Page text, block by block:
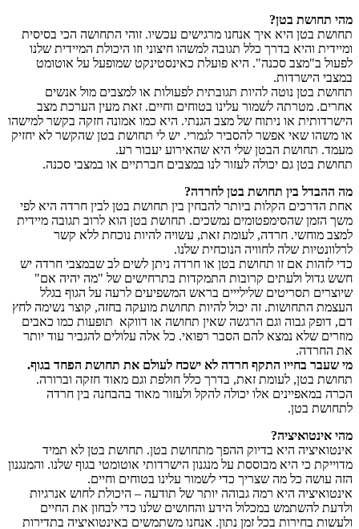
מהי תחושת בטן?
תחושת בטן היא איך אנחנו מרגישים עכשיו. זוהי התחושה הכי בסיסית
ומיידית והיא בדרך כלל תגובה למשהו חיצוני וזו היכולת המיידית שלנו
לפעול ב"מצב סכנה". היא פועלת כאינסטינקט שמופעל על אוטומט
במצבי הישרדות.
תחושת בטן נוטה להיות תגובתית לפעולות או למצבים מול אנשים
אחרים. מטרתה לשמור עלינו בטוחים וחיים. זאת מעין הערכת מצב
הישרדותית או ניתוח של מצב הגנתי. היא כמו אמונה חזקה בקשר למישהו
או משהו שאי אפשר להסביר לגמרי. יש לי תחושת בטן שהקשר לא יחזיק
מעמד. תחושת הבטן שלי היא שהאירוע יעבור רע.
תחושת בטן גם יכולה לעזור לנו במצבים חברתיים או במצבי סכנה.
מה ההבדל בין תחושת בטן לחרדה?
אחת הדרכים הקלות ביותר להבחין בין תחושת בטן לבין חרדה היא לפי
משך הזמן שהסימפטומים נמשכים. תחושת בטן הוא לרוב תגובה מיידית
למצב מוחשי. חרדה, לעומת זאת, עשויה להיות נוכחת ללא קשר
לרלוונטיות שלה לחוויה הנוכחית שלנו.
כדי לזהות אם זו תחושת בטן או חרדה ניתן לשים לב שבמצבי חרדה יש
חשש גדול ולעתים קרובות התמקדות בתרחישים של "מה יהיה אם"
שיוצרים תסריטים שלילייים בראש המשפיעים לרעה על הגוף בגלל
העצמת התחושות. זה יכול להיות תחושת מועקה בחזה, קוצר נשימה לחץ
דם, דופק גבוה וגם הרגשה שאין תחושה או דווקא תופעות כמו כאבים
מוזרים שלא נמצא להם הסבר רפואי. כל אלה עלולים להגביר עוד יותר
את החרדה.
מי שעבר בחייו התקף חרדה לא ישכח לעולם את תחושת הפחד בגוף.
תחושת בטן, לעומת זאת, בדרך כלל חולפת וגם מאוד חזקה וברורה.
הכרה במאפיינים אלו יכולה להקל ולעזור מאוד בהבחנה בין חרדה
לתחושת בטן.
מהי אינטואיציה?
אינטואיציה היא בדיוק ההפך מתחושת בטן. תחושת בטן לא תמיד
מדוייקת כי היא מבוססת על מנגנון הישרדותי אוטומטי בגוף שלנו. והמנגנון
הזה עושה כל מה שצריך כדי לשמור עלינו בטוחים וחיים.
אינטואיציה היא רמה גבוהה יותר של תודעה – היכולת לחוש אנרגיות
ולדעת להשתמש במכלול הידע והחושים שלנו כדי לבחון את החיים
ולעשות בחירות בכל זמן נתון. אנחנו משתמשים באינטואיציה בתדירות